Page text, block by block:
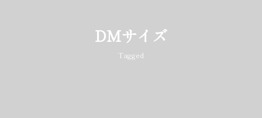
DMサイズ
Tagged